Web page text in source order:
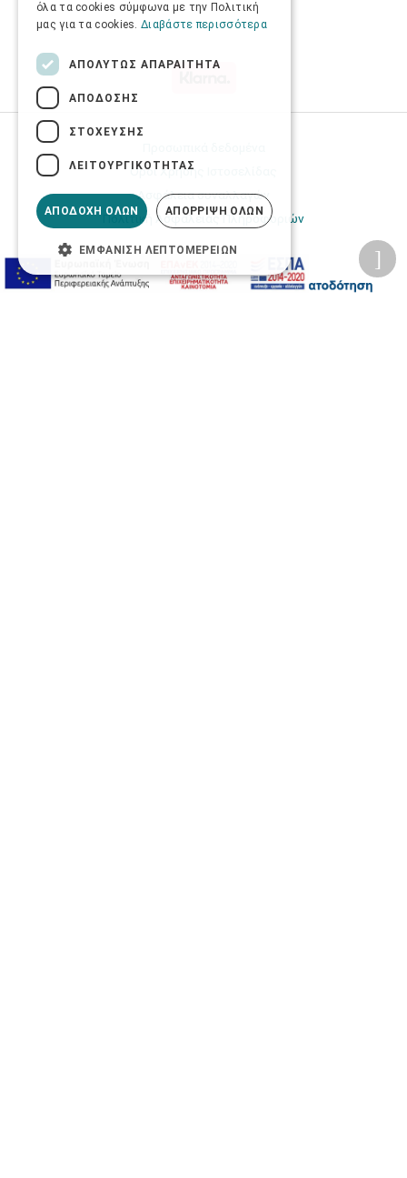
Όροι Χρήσης Ιστοσελίδας
Ασφάλεια συναλλαγών
Πολιτική Ασφάλειας Πληροφοριών
όλα τα cookies σύμφωνα με την Πολιτική
μας για τα cookies. Διαβάστε περισσότερα
ΑΠΟΛΎΤΩΣ ΑΠΑΡΑΊΤΗΤΑ
ΑΠΌΔΟΣΗΣ
ΣΤΌΧΕΥΣΗΣ
ΛΕΙΤΟΥΡΓΙΚΌΤΗΤΑΣ
ΑΠΟΔΟΧΉ ΌΛΩΝ ΑΠΌΡΡΙΨΗ ΌΛΩΝ
ΕΜΦΆΝΙΣΗ ΛΕΠΤΟΜΕΡΕΙΏΝ